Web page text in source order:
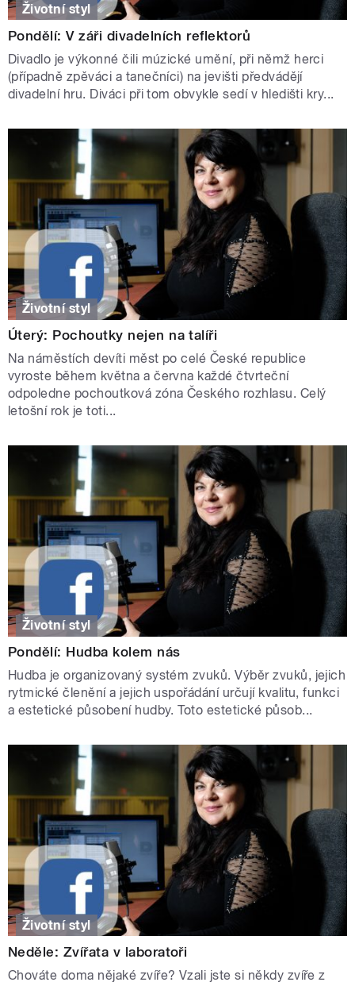
Životní styl
Pondělí: V záři divadelních reflektorů
Divadlo je výkonné čili múzické umění, při němž herci
(případně zpěváci a tanečníci) na jevišti předvádějí
divadelní hru. Diváci při tom obvykle sedí v hledišti kry...
Životní styl
Úterý: Pochoutky nejen na talíři
Na náměstích devíti měst po celé České republice
vyroste během května a června každé čtvrteční
odpoledne pochoutková zóna Českého rozhlasu. Celý
letošní rok je toti...
Životní styl
Pondělí: Hudba kolem nás
Hudba je organizovaný systém zvuků. Výběr zvuků, jejich
rytmické členění a jejich uspořádání určují kvalitu, funkci
a estetické působení hudby. Toto estetické působ...
Životní styl
Neděle: Zvířata v laboratoři
Chováte doma nějaké zvíře? Vzali jste si někdy zvíře z